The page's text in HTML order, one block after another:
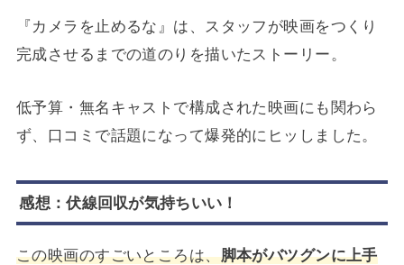
『カメラを止めるな』は、スタッフが映画をつくり
完成させるまでの道のりを描いたストーリー。
低予算・無名キャストで構成された映画にも関わら
ず、口コミで話題になって爆発的にヒッしました。
感想：伏線回収が気持ちいい！
この映画のすごいところは、脚本がバツグンに上手